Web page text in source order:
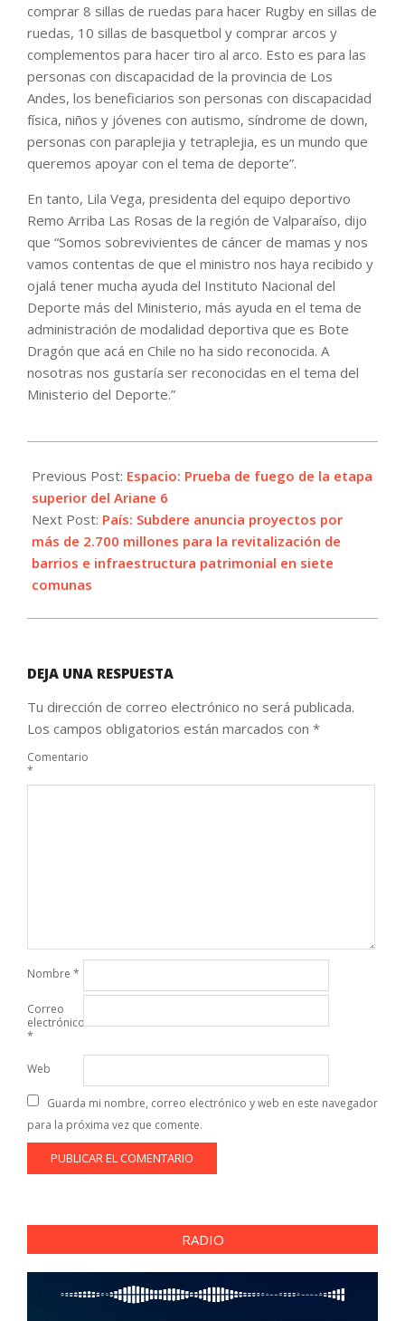
comprar 8 sillas de ruedas para hacer Rugby en sillas de
ruedas, 10 sillas de basquetbol y comprar arcos y
complementos para hacer tiro al arco. Esto es para las
personas con discapacidad de la provincia de Los
Andes, los beneficiarios son personas con discapacidad
física, niños y jóvenes con autismo, síndrome de down,
personas con paraplejia y tetraplejia, es un mundo que
queremos apoyar con el tema de deporte”.
En tanto, Lila Vega, presidenta del equipo deportivo
Remo Arriba Las Rosas de la región de Valparaíso, dijo
que “Somos sobrevivientes de cáncer de mamas y nos
vamos contentas de que el ministro nos haya recibido y
ojalá tener mucha ayuda del Instituto Nacional del
Deporte más del Ministerio, más ayuda en el tema de
administración de modalidad deportiva que es Bote
Dragón que acá en Chile no ha sido reconocida. A
nosotras nos gustaría ser reconocidas en el tema del
Ministerio del Deporte.”
09-
08
Previous Post: Espacio: Prueba de fuego de la etapa
superior del Ariane 6
Next Post: País: Subdere anuncia proyectos por
más de 2.700 millones para la revitalización de
barrios e infraestructura patrimonial en siete
comunas
DEJA UNA RESPUESTA
Tu dirección de correo electrónico no será publicada.
Los campos obligatorios están marcados con *
Comentario
*
Nombre *
Correo
electrónico
*
Web
Guarda mi nombre, correo electrónico y web en este navegador
para la próxima vez que comente.
RADIO